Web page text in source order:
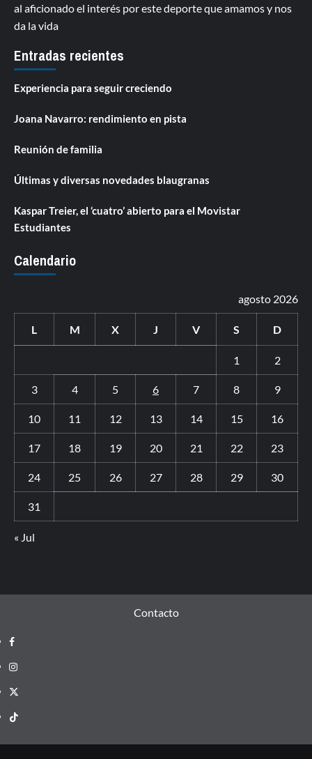
al aficionado el interés por este deporte que amamos y nos
da la vida
Entradas recientes
Experiencia para seguir creciendo
Joana Navarro: rendimiento en pista
Reunión de familia
Últimas y diversas novedades blaugranas
Kaspar Treier, el ‘cuatro’ abierto para el Movistar
Estudiantes
Calendario
agosto 2026
L M X J V S D
1 2
3 4 5 6 7 8 9
10 11 12 13 14 15 16
17 18 19 20 21 22 23
24 25 26 27 28 29 30
31
« Jul
Contacto